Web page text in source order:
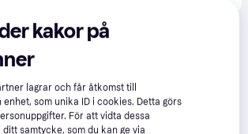
kakor på
lagrar och får åtkomst till
som unika ID i cookies. Detta görs
För att vidta dessa
samtycke, som du kan ge via